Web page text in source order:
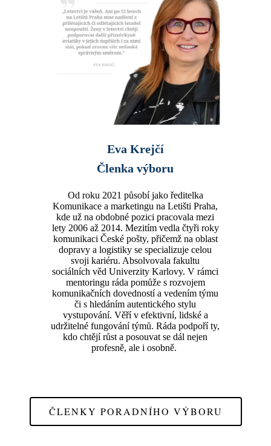
Eva Krejčí
Členka výboru
Od roku 2021 působí jako ředitelka
Komunikace a marketingu na Letišti Praha,
kde už na obdobné pozici pracovala mezi
lety 2006 až 2014. Mezitím vedla čtyři roky
komunikaci České pošty, přičemž na oblast
dopravy a logistiky se specializuje celou
svoji kariéru. Absolvovala fakultu
sociálních věd Univerzity Karlovy. V rámci
mentoringu ráda pomůže s rozvojem
komunikačních dovedností a vedením týmu
či s hledáním autentického stylu
vystupování. Věří v efektivní, lidské a
udržitelné fungování týmů. Ráda podpoří ty,
kdo chtějí růst a posouvat se dál nejen
profesně, ale i osobně.
ČLENKY PORADNÍHO VÝBORU